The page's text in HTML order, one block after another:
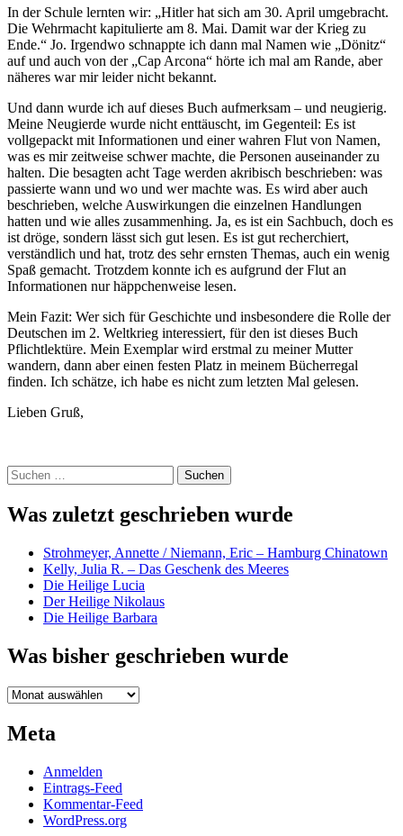
In der Schule lernten wir: „Hitler hat sich am 30. April umgebracht.
Die Wehrmacht kapitulierte am 8. Mai. Damit war der Krieg zu
Ende.“ Jo. Irgendwo schnappte ich dann mal Namen wie „Dönitz“
auf und auch von der „Cap Arcona“ hörte ich mal am Rande, aber
näheres war mir leider nicht bekannt.
Und dann wurde ich auf dieses Buch aufmerksam – und neugierig.
Meine Neugierde wurde nicht enttäuscht, im Gegenteil: Es ist
vollgepackt mit Informationen und einer wahren Flut von Namen,
was es mir zeitweise schwer machte, die Personen auseinander zu
halten. Die besagten acht Tage werden akribisch beschrieben: was
passierte wann und wo und wer machte was. Es wird aber auch
beschrieben, welche Auswirkungen die einzelnen Handlungen
hatten und wie alles zusammenhing. Ja, es ist ein Sachbuch, doch es
ist dröge, sondern lässt sich gut lesen. Es ist gut recherchiert,
verständlich und hat, trotz des sehr ernsten Themas, auch ein wenig
Spaß gemacht. Trotzdem konnte ich es aufgrund der Flut an
Informationen nur häppchenweise lesen.
Mein Fazit: Wer sich für Geschichte und insbesondere die Rolle der
Deutschen im 2. Weltkrieg interessiert, für den ist dieses Buch
Pflichtlektüre. Mein Exemplar wird erstmal zu meiner Mutter
wandern, dann aber einen festen Platz in meinem Bücherregal
finden. Ich schätze, ich habe es nicht zum letzten Mal gelesen.
Lieben Gruß,
Suchen
nach:
Was zuletzt geschrieben wurde
Strohmeyer, Annette / Niemann, Eric – Hamburg Chinatown
Kelly, Julia R. – Das Geschenk des Meeres
Die Heilige Lucia
Der Heilige Nikolaus
Die Heilige Barbara
Was bisher geschrieben wurde
Was
geschrieben
wurde
Meta
Anmelden
Eintrags-Feed
Kommentar-Feed
WordPress.org